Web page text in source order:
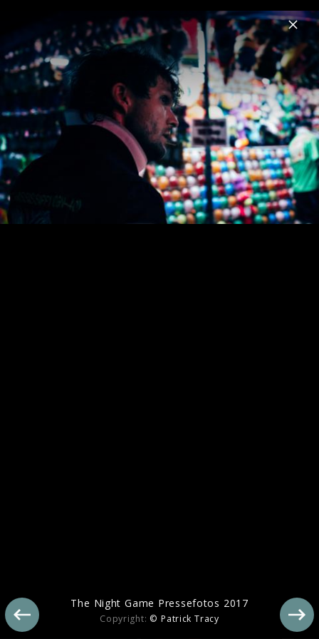
Menu
The Night Game
Home News Musik Videos Fotos
The Night Game Pressefotos 2017
The Night Game Pressefotos 2017
Copyright: © Patrick Tracy